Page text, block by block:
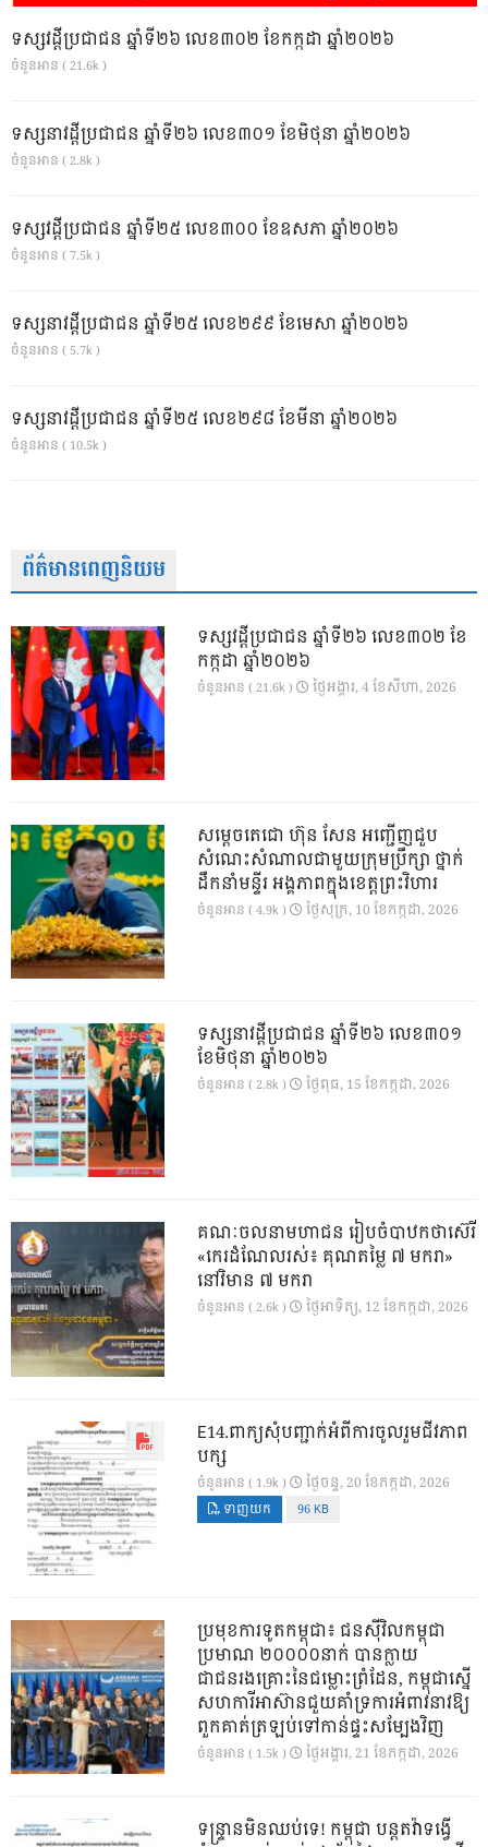
ទស្សវដ្តីប្រជាជន ឆ្នាំទី២៦ លេខ៣០២ ខែកក្កដា ឆ្នាំ២០២៦
ចំនួនអាន ( 21.6k )
ទស្សនាវដ្ដីប្រជាជន ឆ្នាំទី២៦ លេខ៣០១ ខែមិថុនា ឆ្នាំ២០២៦
ចំនួនអាន ( 2.8k )
ទស្សវដ្តីប្រជាជន ឆ្នាំទី២៥ លេខ៣០០ ខែឧសភា ឆ្នាំ២០២៦
ចំនួនអាន ( 7.5k )
ទស្សនាវដ្ដីប្រជាជន ឆ្នាំទី២៥ លេខ២៩៩ ខែមេសា ឆ្នាំ២០២៦
ចំនួនអាន ( 5.7k )
ទស្សនាវដ្ដីប្រជាជន ឆ្នាំទី២៥ លេខ២៩៨ ខែមីនា ឆ្នាំ២០២៦
ចំនួនអាន ( 10.5k )
ព័ត៌មានពេញនិយម
ទស្សវដ្តីប្រជាជន ឆ្នាំទី២៦ លេខ៣០២ ខែ
កក្កដា ឆ្នាំ២០២៦
ចំនួនអាន ( 21.6k ) ថ្ងៃ​អង្គារ, 4 ខែ​សីហា, 2026
សម្តេចតេជោ ហ៊ុន សែន អញ្ជើញជួប
សំណេះសំណាលជាមួយក្រុមប្រឹក្សា ថ្នាក់
ដឹកនាំមន្ទីរ អង្គភាពក្នុងខេត្តព្រះវិហារ
ចំនួនអាន ( 4.9k ) ថ្ងៃ​សុក្រ, 10 ខែ​កក្កដា, 2026
ទស្សនាវដ្ដីប្រជាជន ឆ្នាំទី២៦ លេខ៣០១
ខែមិថុនា ឆ្នាំ២០២៦
ចំនួនអាន ( 2.8k ) ថ្ងៃ​ពុធ, 15 ខែ​កក្កដា, 2026
គណៈចលនាមហាជន រៀបចំបាឋកថាស៊េរី
«កេរដំណែលរស់៖ គុណតម្លៃ ៧ មករា»
នៅវិមាន ៧ មករា
ចំនួនអាន ( 2.6k ) ថ្ងៃ​អាទិត្យ, 12 ខែ​កក្កដា, 2026
E14.ពាក្យសុំបញ្ជាក់អំពីការចូលរួមជីវភាព
បក្ស
ចំនួនអាន ( 1.9k ) ថ្ងៃ​ចន្ទ, 20 ខែ​កក្កដា, 2026
ទាញយក 96 KB
ប្រមុខការទូតកម្ពុជា៖ ជនស៊ីវិលកម្ពុជា
ប្រមាណ ២០០០០នាក់ បានក្លាយ
ជាជនរងគ្រោះនៃជម្លោះព្រំដែន, កម្ពុជាស្នើ
សហការីអាស៊ានជួយគាំទ្រការអំពាវនាវឱ្យ
ពួកគាត់ត្រឡប់ទៅកាន់ផ្ទះសម្បែងវិញ
ចំនួនអាន ( 1.5k ) ថ្ងៃ​អង្គារ, 21 ខែ​កក្កដា, 2026
ទន្ទ្រានមិនឈប់ទេ! កម្ពុជា បន្តតវ៉ាទង្វើ